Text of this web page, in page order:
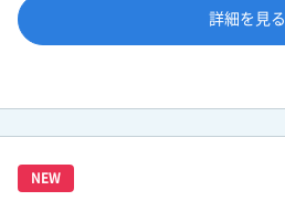
詳細を見る
NEW